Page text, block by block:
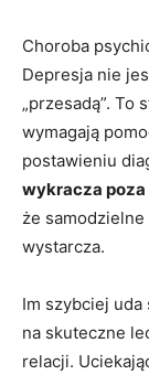
Choroba
Depresja nie
„przesadą”. To
wymagają
postawieniu
wykracza
że
wystarcza.
Im szybciej
na skuteczne
relacji.